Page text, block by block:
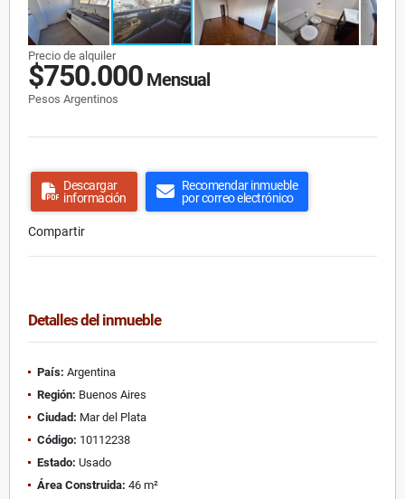
Precio de alquiler
$750.000 Mensual
Pesos Argentinos
Descargar
información
Recomendar inmueble
por correo electrónico
Compartir
Detalles del inmueble
País: Argentina
Región: Buenos Aires
Ciudad: Mar del Plata
Código: 10112238
Estado: Usado
Área Construida: 46 m²